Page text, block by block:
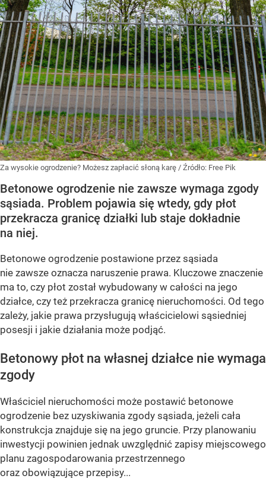
Za wysokie ogrodzenie? Możesz zapłacić słoną karę / Źródło: Free Pik
Betonowe ogrodzenie nie zawsze wymaga zgody
sąsiada. Problem pojawia się wtedy, gdy płot
przekracza granicę działki lub staje dokładnie
na niej.
Betonowe ogrodzenie postawione przez sąsiada
nie zawsze oznacza naruszenie prawa. Kluczowe znaczenie
ma to, czy płot został wybudowany w całości na jego
działce, czy też przekracza granicę nieruchomości. Od tego
zależy, jakie prawa przysługują właścicielowi sąsiedniej
posesji i jakie działania może podjąć.
Betonowy płot na własnej działce nie wymaga
zgody
Właściciel nieruchomości może postawić betonowe
ogrodzenie bez uzyskiwania zgody sąsiada, jeżeli cała
konstrukcja znajduje się na jego gruncie. Przy planowaniu
inwestycji powinien jednak uwzględnić zapisy miejscowego
planu zagospodarowania przestrzennego
oraz obowiązujące przepisy...